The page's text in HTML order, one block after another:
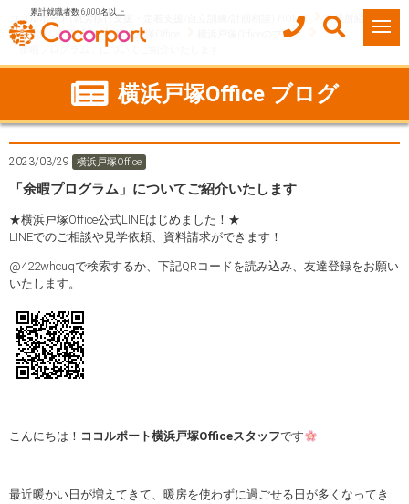
累計就職者数 6,000名以上
ココルポート(就労移行支援・定着支援/自立訓練/計画相談) HOME
事業所紹介
神奈川県
横浜市 横浜戸塚Office
横浜戸塚Officeのブログ
「余暇プログラム」についてご紹介いたします
横浜戸塚Office ブログ
2023/03/29 横浜戸塚Office
「余暇プログラム」についてご紹介いたします
★横浜戸塚Office公式LINEはじめました！★
LINEでのご相談や見学依頼、資料請求ができます！
@422whcuqで検索するか、下記QRコードを読み込み、友達登録をお願い
いたします。
こんにちは！ ココルポート横浜戸塚Officeスタッフです
最近暖かい日が増えてきて、暖房を使わずに過ごせる日が多くなってき